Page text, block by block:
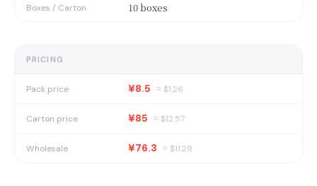
Boxes / Carton 10 boxes
PRICING
Pack price ¥8.5 ≈ $1.26
Carton price ¥85 ≈ $12.57
Wholesale ¥76.3 ≈ $11.29